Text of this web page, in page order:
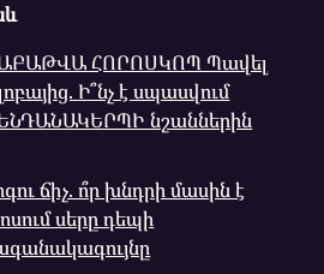
ՀՈՐՈՍԿՈՊ Պավել
Ի՞նչ է սպասվում
նշաններին
ճիչ. ո՞ր խնդրի մասին է
սերը դեպի